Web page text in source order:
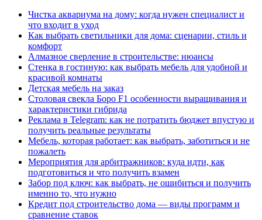
Чистка аквариума на дому: когда нужен специалист и
что входит в уход
Как выбрать светильники для дома: сценарии, стиль и
комфорт
Алмазное сверление в строительстве: нюансы
Стенка в гостиную: как выбрать мебель для удобной и
красивой комнаты
Детская мебель на заказ
Столовая свекла Боро F1 особенности выращивания и
характеристики гибрида
Реклама в Telegram: как не потратить бюджет впустую и
получить реальные результаты
Мебель, которая работает: как выбрать, заботиться и не
пожалеть
Мероприятия для арбитражников: куда идти, как
подготовиться и что получить взамен
Забор под ключ: как выбрать, не ошибиться и получить
именно то, что нужно
Кредит под строительство дома — виды программ и
сравнение ставок